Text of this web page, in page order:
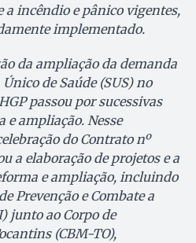
a incêndio e pânico vigentes,
implementado.
da ampliação da demanda
de Saúde (SUS) no
passou por sucessivas
e ampliação. Nesse
do Contrato nº
a elaboração de projetos e a
e ampliação, incluindo
Prevenção e Combate a
junto ao Corpo de
(CBM-TO),